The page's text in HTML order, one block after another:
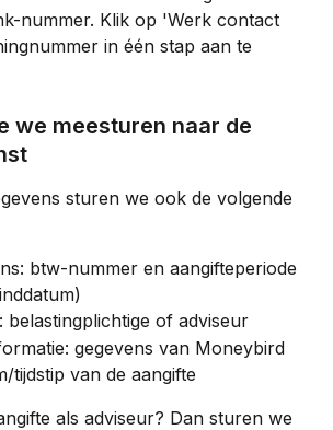
nummer. Klik op 'Werk contact
in één stap aan te
we meesturen naar de
sturen we ook de volgende
btw-nummer en aangifteperiode
belastingplichtige of adviseur
gegevens van Moneybird
tijdstip van de aangifte
als adviseur? Dan sturen we